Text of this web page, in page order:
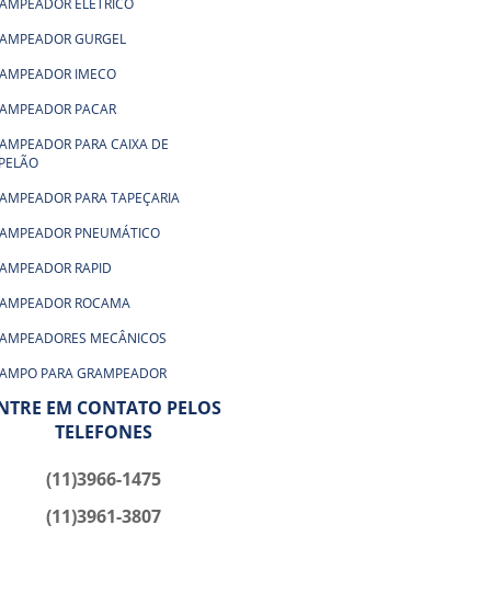
GURGEL
IMECO
PACAR
PARA CAIXA DE
PARA TAPEÇARIA
PNEUMÁTICO
RAPID
ROCAMA
MECÂNICOS
PARA GRAMPEADOR
AÇO
EM AÇO INOX
PARA GRAMPEADOR DE
PARA GRAMPEADOR DE
EM CONTATO PELOS
TELEFONES
(11)3966-1475
(11)3961-3807